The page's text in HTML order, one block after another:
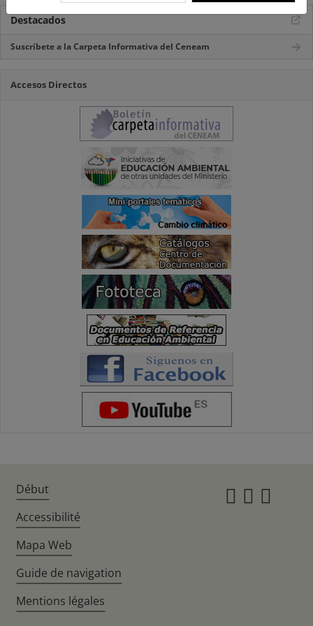
Destacados
Suscríbete a la Carpeta Informativa del Ceneam
Accesos Directos
Début
Accessibilité
Mapa Web
Guide de navigation
Mentions légales